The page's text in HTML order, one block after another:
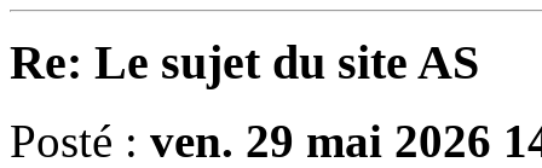
Re: Le sujet du site AS
Posté : ven. 29 mai 2026